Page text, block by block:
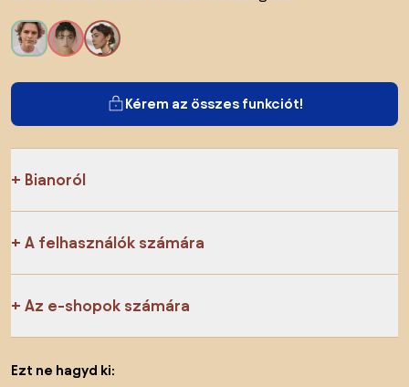
Kérem az összes funkciót!
Bianoról
A felhasználók számára
Az e-shopok számára
Ezt ne hagyd ki: